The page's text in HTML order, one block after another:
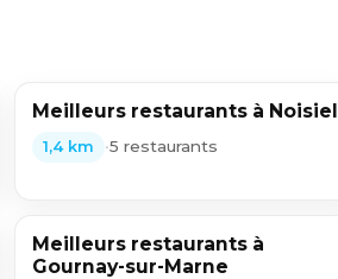
Meilleurs restaurants à Noisiel
1,4 km •5 restaurants
Meilleurs restaurants à
Gournay-sur-Marne